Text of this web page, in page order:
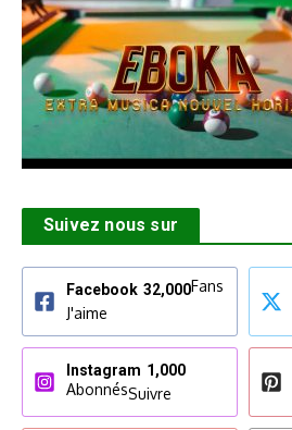
Suivez nous sur
Facebook 32,000Fans
J'aime
Instagram 1,000
AbonnésSuivre